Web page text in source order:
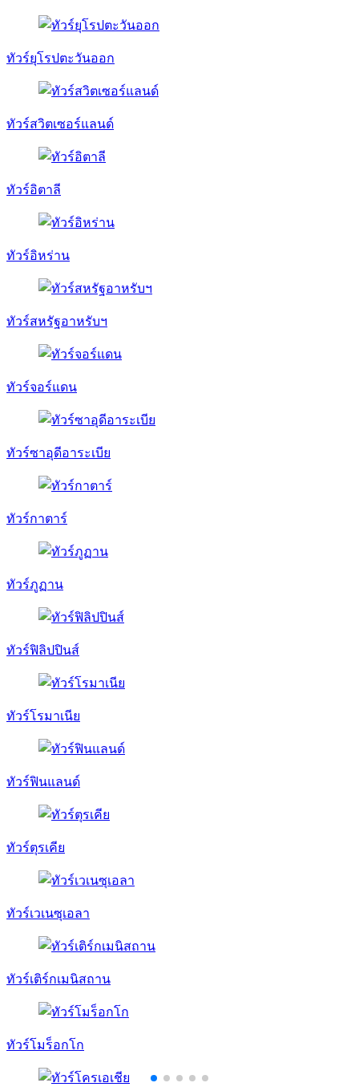
ทัวร์ยุโรปตะวันออก
ทัวร์สวิตเซอร์แลนด์
ทัวร์อิตาลี
ทัวร์อิหร่าน
ทัวร์สหรัฐอาหรับฯ
ทัวร์จอร์แดน
ทัวร์ซาอุดีอาระเบีย
ทัวร์กาตาร์
ทัวร์ภูฏาน
ทัวร์ฟิลิปปินส์
ทัวร์โรมาเนีย
ทัวร์ฟินแลนด์
ทัวร์ตุรเคีย
ทัวร์เวเนซุเอลา
ทัวร์เติร์กเมนิสถาน
ทัวร์โมร็อกโก